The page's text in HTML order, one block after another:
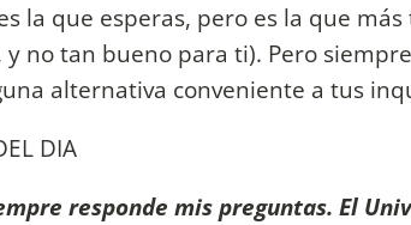
la que esperas, pero es la que
y no tan bueno para ti). Pero
alternativa conveniente a tus
DIA
responde mis preguntas. El